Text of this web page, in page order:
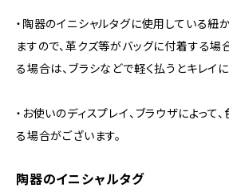
・陶器のイニシャルタグに使用している紐
ますので、革クズ等がバッグに付着する場
る場合は、ブラシなどで軽く払うとキレイに
・お使いのディスプレイ、ブラウザによっ
る場合がございます。
陶器のイニシャルタグ